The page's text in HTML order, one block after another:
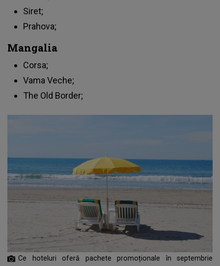
Siret;
Prahova;
Mangalia
Corsa;
Vama Veche;
The Old Border;
Ce hoteluri oferă pachete promoționale în septembrie